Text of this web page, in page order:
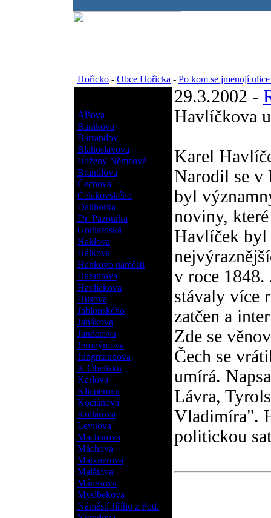
Hořicko - Obce Hořicka - Po kom se jmenují
Alšova
Barákova
Barrandov
Blahoslavova
Boženy Němcové
Brandlova
Čechova
Čelakovského
Daliborka
Dr. Pazourka
Gothardská
Haklova
Hálkova
Hankovo náměstí
Harantova
Havlíčkova
Husova
Jablonského
Janákova
Janderova
Jeronýmova
Jungmannova
K Obelisku
Karlova
Klicperova
Kociánova
Kollárova
Levitova
Macharova
Máchova
Maixnerova
Malátova
Mánesova
Myslbekova
Náměstí Jiřího z Pod.
29.3.2002 -
Havlíčkova
Karel
Narodil se v
byl
noviny,
Havlíček byl
v roce 1848.
stávaly více
zatčen a
Zde se
Čech se
umírá.
Lávra,
Vladimíra".
politickou